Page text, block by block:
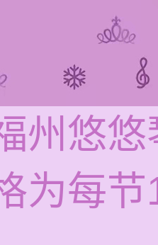
州悠
为每